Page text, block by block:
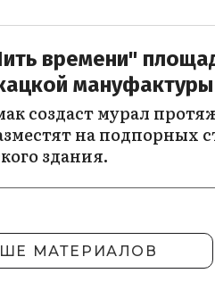
времени"
создаст мурал
на подпорных
здания.
МАТЕРИАЛОВ